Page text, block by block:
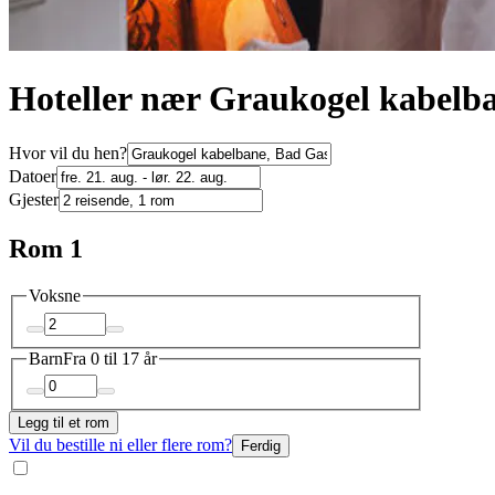
Hoteller nær Graukogel
Hvor vil du hen?
Datoer
Gjester
Rom 1
Voksne
BarnFra 0 til 17 år
Legg til et rom
Vil du bestille ni eller flere rom? Ferdig